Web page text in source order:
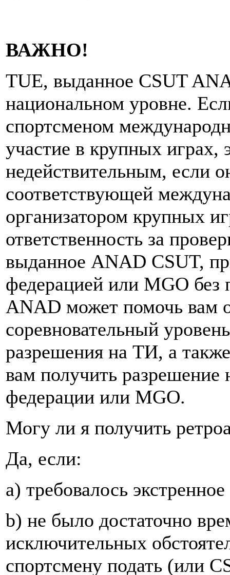
ВАЖНО!
TUE, выданное CSUT
национальном уровне.
спортсменом
участие в крупных играх,
недействительным, если
соответствующей
организатором крупных
ответственность за
выданное ANAD CSUT,
федерацией или MGO без
ANAD может помочь вам
соревновательный
разрешения на ТИ, а
вам получить
федерации или MGO.
Могу ли я получить
Да, если:
a) требовалось
b) не было достаточно
исключительных
спортсмену подать (или